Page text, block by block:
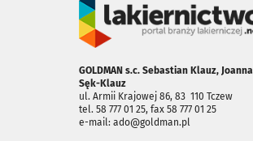
GOLDMAN s.c. Sebastian Klauz, Joanna
Sęk-Klauz
ul. Armii Krajowej 86, 83 ­ 110 Tczew
tel. 58 777 01 25, fax 58 777 01 25
e-mail: ado@goldman.pl